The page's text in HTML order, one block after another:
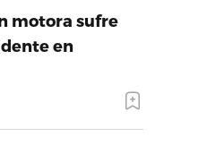
motora sufre
en